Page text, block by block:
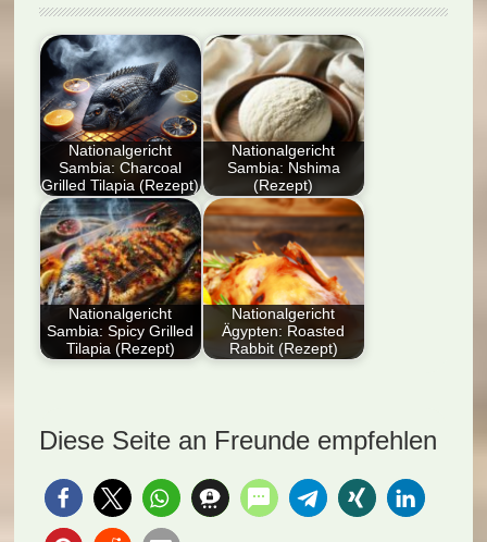
Nationalgericht
Sambia: Charcoal
Grilled Tilapia (Rezept)
Entdecken Sie das
Nationalgericht
Sambia: Charcoal
Grilled Tilapia
(Rezept). Genießen…
Nationalgericht
Sambia: Nshima
(Rezept)
Entdecke Sambias
Nationalgericht:
Nshima! Dieses
Rezept führt dich in
die…
Nationalgericht
Sambia: Spicy Grilled
Tilapia (Rezept)
Spicy Grilled…
Nationalgericht
Ägypten: Roasted
Rabbit (Rezept)
ägyptisches Rezept
für gebratenes
Kaninchen.…
Diese Seite an Freunde empfehlen